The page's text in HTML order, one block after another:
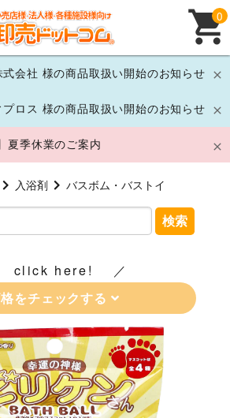
式会社 様の商品取扱い開始のお知らせ
ロス 様の商品取扱い開始のお知らせ
夏季休業のご案内
0
入浴剤 バスボム・バストイ
検索
click here!
をチェックする